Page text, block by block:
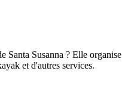
Santa Susanna ? Elle organise
et d'autres services.